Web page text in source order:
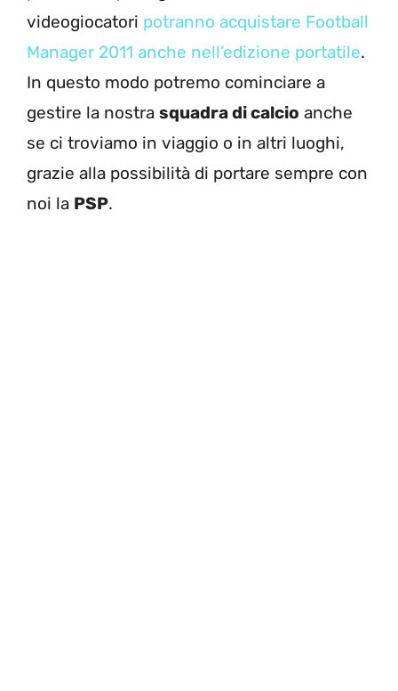
videogiocatori potranno acquistare Football
Manager 2011 anche nell’edizione portatile.
In questo modo potremo cominciare a
gestire la nostra squadra di calcio anche
se ci troviamo in viaggio o in altri luoghi,
grazie alla possibilità di portare sempre con
noi la PSP.